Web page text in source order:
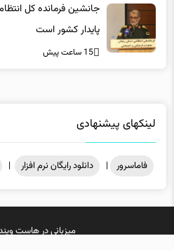
جانشین فرمانده کل
پایدار کشور است
15 ساعت پیش
لینکهای پیشنهادی
فاماسرور | دانلود رایگان نرم افزار |
میزبانی درهاست